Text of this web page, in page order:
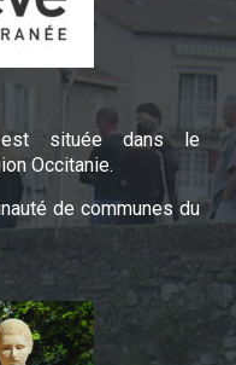
située dans le
Occitanie.
de communes du